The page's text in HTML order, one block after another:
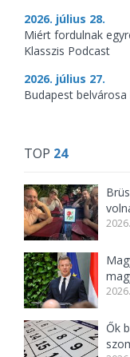
2026. július 28.
Miért fordulnak
Klasszis Podcast
2026. július 27.
Budapest
TOP 24
Ők